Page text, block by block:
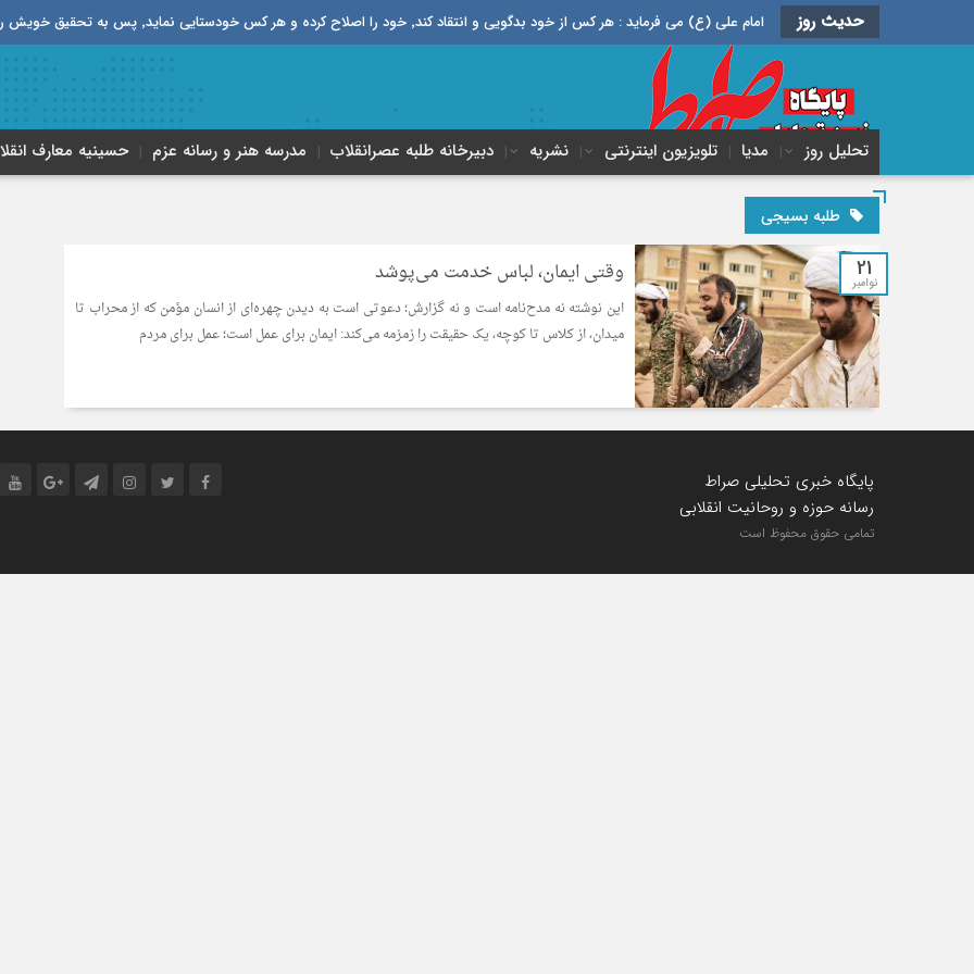
حدیث روز امام علی (ع) می فرماید : هر کس از خود بدگویی و انتقاد کند٬ خود را اصلاح کرده و هر کس خودستایی نماید٬ پس به تحقیق خویش را تباه نموده است.
تحلیل روز مدیا تلویزیون اینترنتی نشریه دبیرخانه طلبه‌ عصر‌انقلاب مدرسه هنر و رسانه عزم حسینیه معارف
طلبه بسیجی
21
نوامبر وقتی ایمان، لباس خدمت می‌پوشد
این نوشته نه مدح‌نامه است و نه گزارش؛ دعوتی است به دیدن چهره‌ای از انسان مؤمن که از محراب تا
میدان، از کلاس تا کوچه، یک حقیقت را زمزمه می‌کند: ایمان برای عمل است؛ عمل برای مردم
پایگاه خبری تحلیلی صراط
رسانه حوزه و روحانیت انقلابی
تمامی حقوق محفوظ است